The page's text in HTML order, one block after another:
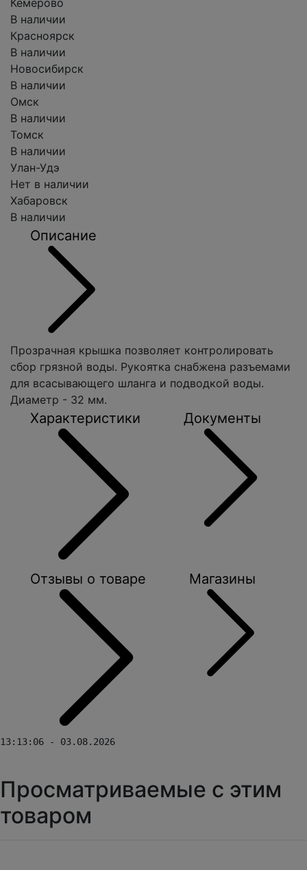
Кемерово
В наличии
Красноярск
В наличии
Новосибирск
В наличии
Омск
В наличии
Томск
В наличии
Улан-Удэ
Нет в наличии
Хабаровск
В наличии
Описание
Прозрачная крышка позволяет контролировать
сбор грязной воды. Рукоятка снабжена разъемами
для всасывающего шланга и подводкой воды.
Диаметр - 32 мм.
Характеристики Документы
Отзывы о товаре Магазины
13:13:06 - 03.08.2026
Просматриваемые с этим
товаром